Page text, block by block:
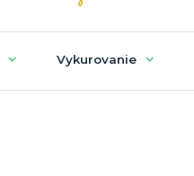
Vykurovanie